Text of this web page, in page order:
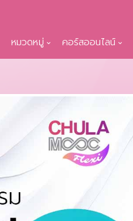
หมวดหมู่ คอร์สออนไลน์